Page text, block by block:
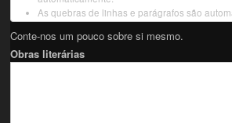
As quebras de linhas e parágrafos são
Conte-nos um pouco sobre si mesmo.
Obras literárias